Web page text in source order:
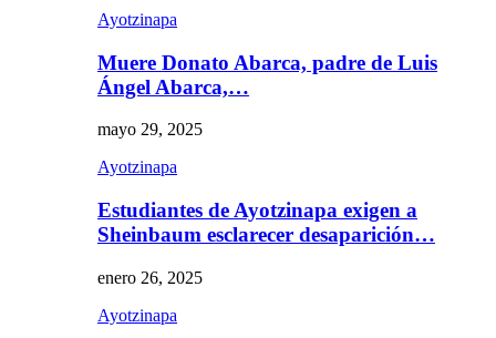
Ayotzinapa
Muere Donato Abarca, padre de Luis
Ángel Abarca,…
mayo 29, 2025
Ayotzinapa
Estudiantes de Ayotzinapa exigen a
Sheinbaum esclarecer desaparición…
enero 26, 2025
Ayotzinapa